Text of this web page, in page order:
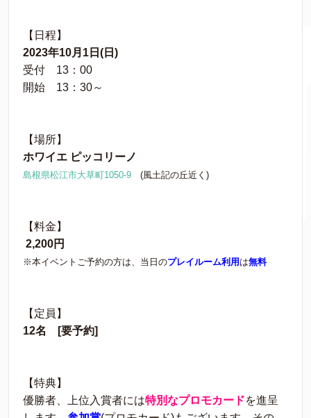
【日程】
2023年10月1日(日)
受付 13：00
開始 13：30～
【場所】
ホワイエ ピッコリーノ
島根県松江市大草町1050-9 (風土記の丘近く)
【料金】
2,200円
※本イベントご予約の方は、当日のプレイルーム利用 は無料
【定員】
12名 [要予約]
【特典】
優勝者、上位入賞者には特別なプロモカードを進呈